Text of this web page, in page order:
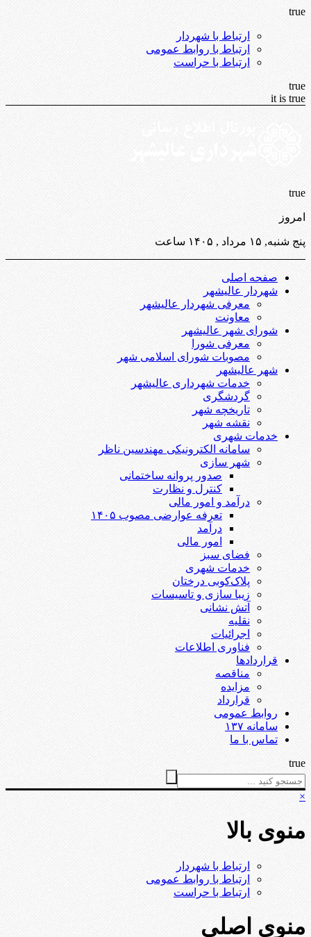
true
ارتباط با شهردار
ارتباط با روابط عمومی
ارتباط با حراست
true
it is true
true
امروز
پنج شنبه, ۱۵ مرداد , ۱۴۰۵ ساعت
صفحه اصلی
شهردار عالیشهر
معرفی شهردار عالیشهر
معاونت
شورای شهر عالیشهر
معرفی شورا
مصوبات شورای اسلامی شهر
شهر عالیشهر
خدمات شهرداری عالیشهر
گردشگری
تاریخچه شهر
نقشه شهر
خدمات شهری
سامانه الکترونیکی مهندسین ناظر
شهر سازی
صدور پروانه ساختمانی
کنترل و نظارت
درآمد و امور مالی
تعرفه عوارضی مصوب ۱۴۰۵
درآمد
امور مالی
فضای سبز
خدمات شهری
پلاک‌کوبی درختان
زیبا سازی و تاسیسات
آتش نشانی
نقلیه
اجرائیات
فناوری اطلاعات
قراردادها
مناقصه
مزایده
قرارداد
روابط عمومی
سامانه ۱۳۷
تماس با ما
true
×
منوی بالا
ارتباط با شهردار
ارتباط با روابط عمومی
ارتباط با حراست
منوی اصلی